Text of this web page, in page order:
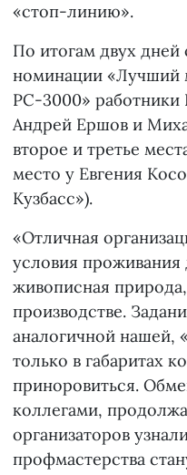
«стоп-линию».
По итогам двух дней
номинации «Лучший
РС-3000»
Андрей Ершов и
второе и третье
место у Евгения
Кузбасс»).
«Отличная
условия проживания
живописная
производстве.
аналогичной нашей,
только в габаритах
приноровиться.
коллегами,
организаторов
профмастерства